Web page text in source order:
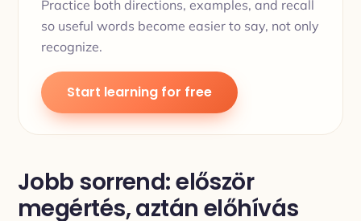
Practice both directions, examples, and recall
so useful words become easier to say, not only
recognize.
Start learning for free
Jobb sorrend: először
megértés, aztán előhívás